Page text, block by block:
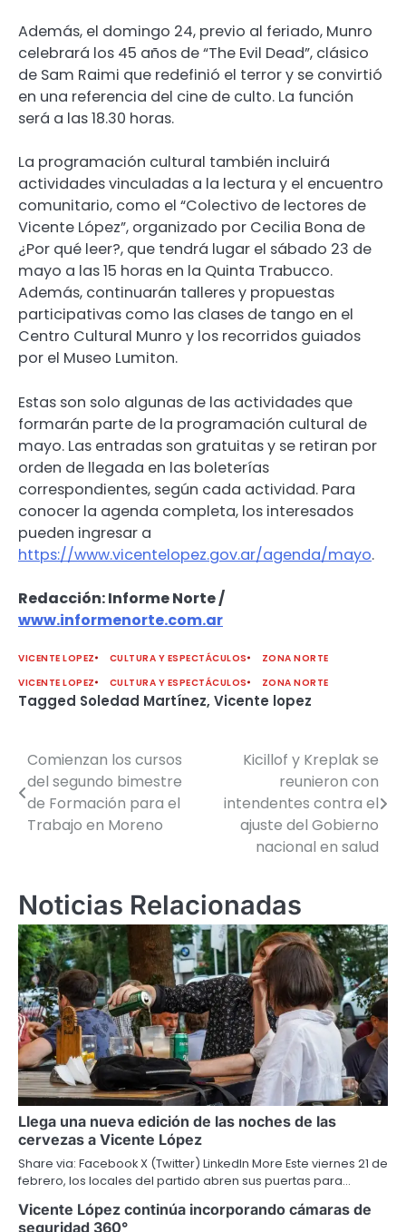
Además, el domingo 24, previo al feriado, Munro
celebrará los 45 años de “The Evil Dead”, clásico
de Sam Raimi que redefinió el terror y se convirtió
en una referencia del cine de culto. La función
será a las 18.30 horas.
La programación cultural también incluirá
actividades vinculadas a la lectura y el encuentro
comunitario, como el “Colectivo de lectores de
Vicente López”, organizado por Cecilia Bona de
¿Por qué leer?, que tendrá lugar el sábado 23 de
mayo a las 15 horas en la Quinta Trabucco.
Además, continuarán talleres y propuestas
participativas como las clases de tango en el
Centro Cultural Munro y los recorridos guiados
por el Museo Lumiton.
Estas son solo algunas de las actividades que
formarán parte de la programación cultural de
mayo. Las entradas son gratuitas y se retiran por
orden de llegada en las boleterías
correspondientes, según cada actividad. Para
conocer la agenda completa, los interesados
pueden ingresar a
https://www.vicentelopez.gov.ar/agenda/mayo.
Redacción: Informe Norte /
www.informenorte.com.ar
VICENTE LOPEZ CULTURA Y ESPECTÁCULOS
ZONA NORTE
VICENTE LOPEZ
CULTURA Y ESPECTÁCULOS ZONA NORTE
Tagged Soledad Martínez, Vicente lopez
Navegación
de
entradas
Comienzan los cursos
del segundo bimestre
de Formación para el
Trabajo en Moreno
Kicillof y Kreplak se
reunieron con
intendentes contra el
ajuste del Gobierno
nacional en salud
Noticias Relacionadas
Llega una nueva edición de las noches de las
cervezas a Vicente López
Share via: Facebook X (Twitter) LinkedIn More Este viernes 21 de
febrero, los locales del partido abren sus puertas para…
Vicente López continúa incorporando cámaras de
seguridad 360°